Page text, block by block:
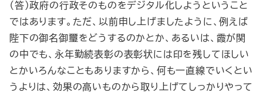
（答）政府の行政そのものをデジタル化しようということ
ではあります。ただ、以前申し上げましたように、例えば
陛下の御名御璽をどうするのかとか、あるいは、霞が関
の中でも、永年勤続表彰の表彰状には印を残してほしい
とかいろんなこともありますから、何も一直線でいくとい
うよりは、効果の高いものから取り上げてしっかりやって